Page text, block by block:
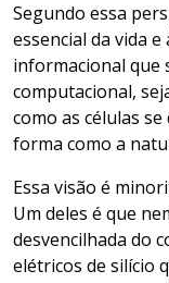
Segundo essa
essencial da vida
informacional que
computacional,
como as células
forma como a
Essa visão é
Um deles é que
desvencilhada do
elétricos de silício